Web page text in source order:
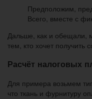
Предположим,
Всего, вместе с
Дальше, как и обещали,
тем, кто хочет
Расчёт налоговых
Для примера возьмем
что ткань и фурнитуру